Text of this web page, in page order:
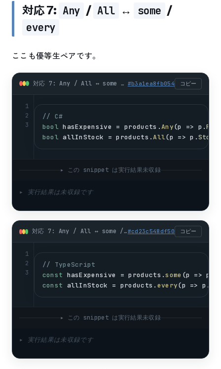
対応 7: Any / All ↔ some /
every
ここも優等生ペアです。
対応 7: Any / All ↔ some / every (csharp) #b3a1ea8fb054 コピー
1
2
3
// C#
bool hasExpensive = products .Any(p => p .
bool allInStock = products .All(p => p .Stock
▸ この snippet は実行結果未収録
▸ 実行結果は未収録です
対応 7: Any / All ↔ some / every (typescript)#cd23c548df50 コピー
1
2
3
// TypeScript
const hasExpensive = products .some (p => p
const allInStock = products . every(p => p .
▸ この snippet は実行結果未収録
▸ 実行結果は未収録です